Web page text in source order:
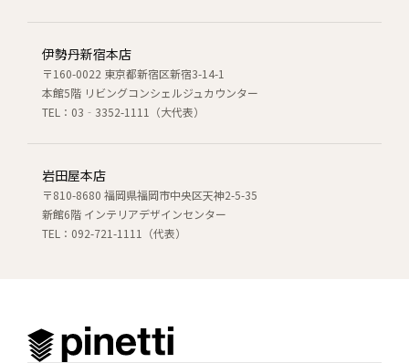
伊勢丹新宿本店
〒160-0022 東京都新宿区新宿3-14-1
本館5階 リビングコンシェルジュカウンター
TEL：03‐3352-1111（大代表）
岩田屋本店
〒810-8680 福岡県福岡市中央区天神2-5-35
新館6階 インテリアデザインセンター
TEL：092-721-1111（代表）